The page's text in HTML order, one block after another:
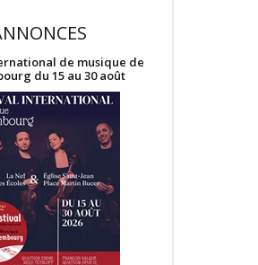
de musique de
du 15 au 30 août